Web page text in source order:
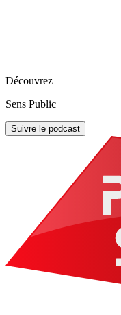
Découvrez
Sens Public
Suivre le podcast